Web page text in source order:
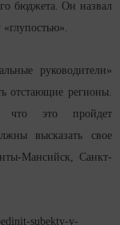
бюджета. Он назвал
руководители»
отстающие регионы.
что это пройдет
высказать свое
Мансийск, Санкт-
subekty-v-